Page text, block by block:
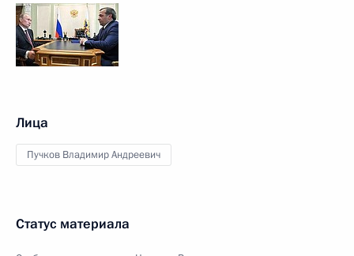
Лица
Пучков Владимир Андреевич
Статус материала